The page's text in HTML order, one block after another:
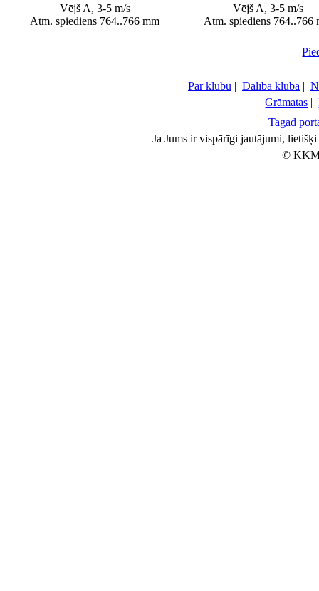
Vējš A, 3-5 m/s
Atm. spiediens 764..766 mm
Vējš A, 3-5 m/s
Atm. spiediens 764..766
Par klubu | Dalība klubā |
Grāmatas |
Tagad
Ja Jums ir vispārīgi jautājumi,
©